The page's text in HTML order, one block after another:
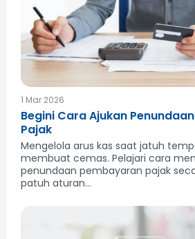
1 Mar 2026
Begini Cara Ajukan
Pajak
Mengelola arus kas saat jatuh
membuat cemas. Pelajari cara
penundaan pembayaran pajak
patuh aturan...